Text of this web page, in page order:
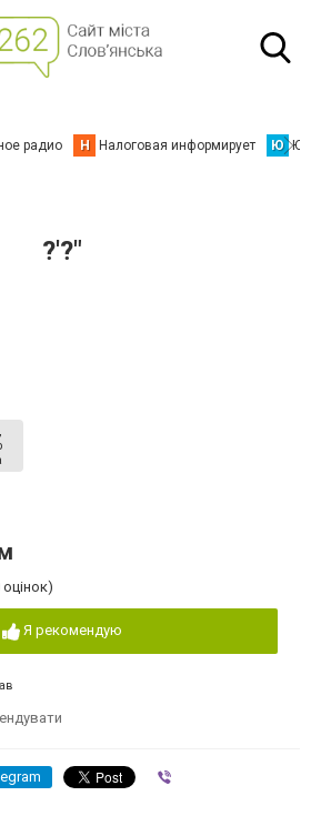
радио Н Налоговая информирует Ю
?'?"
оцінок)
Я рекомендую